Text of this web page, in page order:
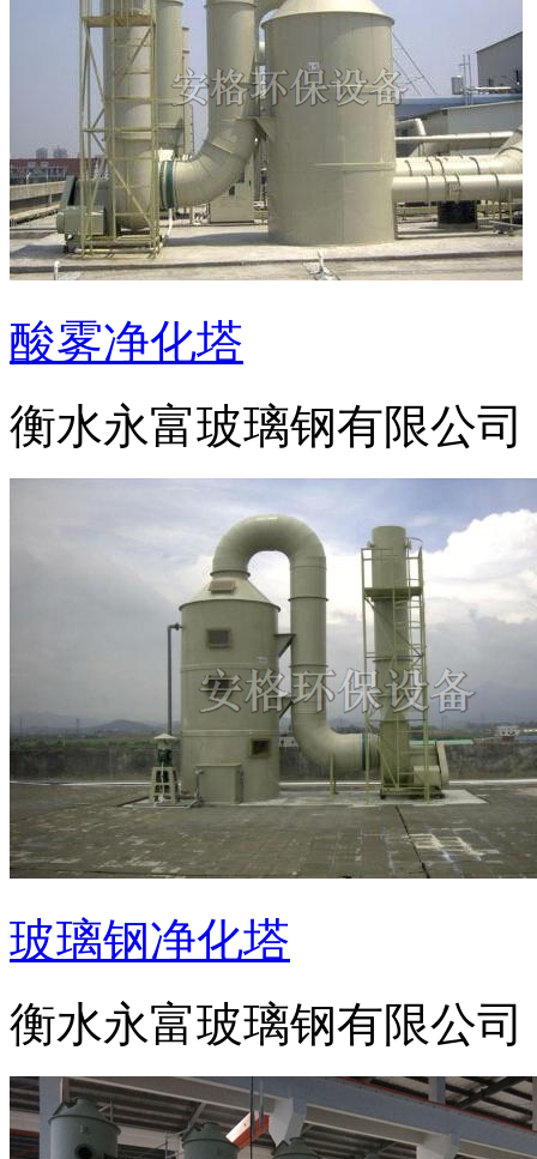
酸雾净化塔
衡水永富玻璃钢有限公司
玻璃钢净化塔
衡水永富玻璃钢有限公司